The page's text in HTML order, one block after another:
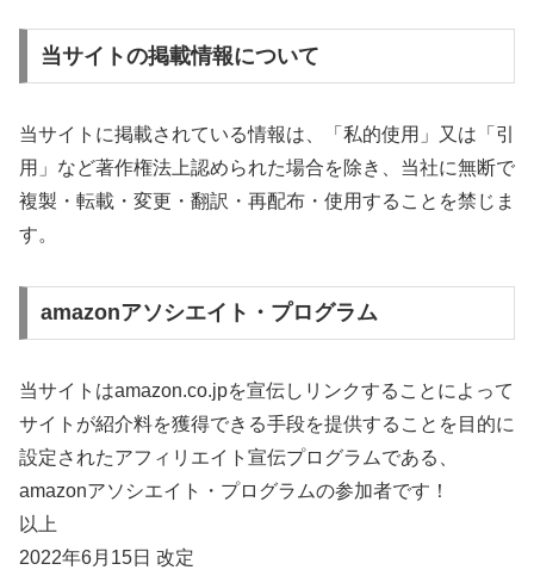
当サイトの掲載情報について
当サイトに掲載されている情報は、「私的使用」又は「引
用」など著作権法上認められた場合を除き、当社に無断で
複製・転載・変更・翻訳・再配布・使用することを禁じま
す。
amazonアソシエイト・プログラム
当サイトはamazon.co.jpを宣伝しリンクすることによって
サイトが紹介料を獲得できる手段を提供することを目的に
設定されたアフィリエイト宣伝プログラムである、
amazonアソシエイト・プログラムの参加者です！
以上
2022年6月15日 改定